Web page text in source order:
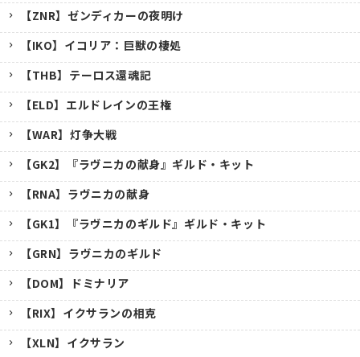
【ZNR】ゼンディカーの夜明け
【IKO】イコリア：巨獣の棲処
【THB】テーロス還魂記
【ELD】エルドレインの王権
【WAR】灯争大戦
【GK2】『ラヴニカの献身』ギルド・キット
【RNA】ラヴニカの献身
【GK1】『ラヴニカのギルド』ギルド・キット
【GRN】ラヴニカのギルド
【DOM】ドミナリア
【RIX】イクサランの相克
【XLN】イクサラン